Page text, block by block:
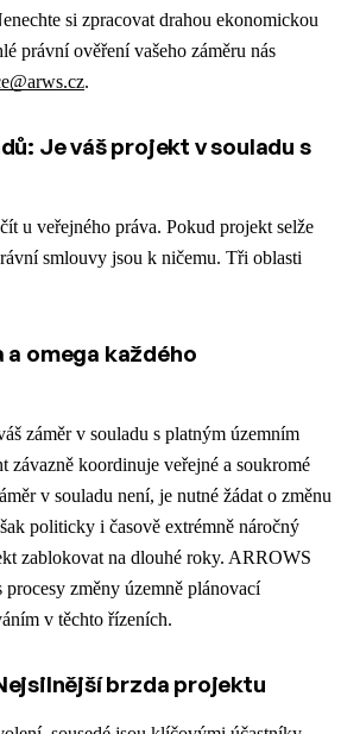
si zpracovat drahou ekonomickou
právní ověření vašeho záměru nás
.
Je váš projekt v souladu s
u veřejného práva. Pokud projekt selže
smlouvy jsou k ničemu. Tři oblasti
a omega každého
záměr v souladu s platným územním
závazně koordinuje veřejné a soukromé
v souladu není, je nutné žádat o změnu
politicky i časově extrémně náročný
zablokovat na dlouhé roky. ARROWS
procesy změny územně plánovací
v těchto řízeních.
brzda projektu